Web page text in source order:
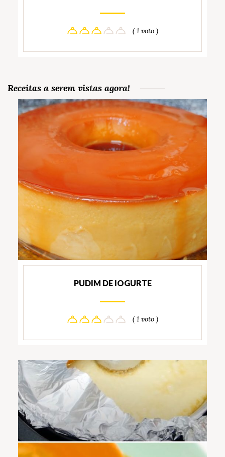
( 1 voto )
Receitas a serem vistas agora!
PUDIM DE IOGURTE
( 1 voto )